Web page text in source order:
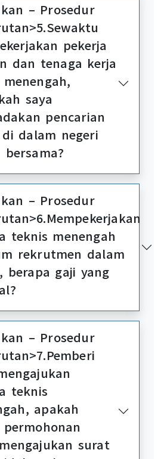
– Prosedur
pekerja
dan tenaga kerja
saya
pencarian
dalam negeri
bersama?
– Prosedur
teknis menengah
rekrutmen dalam
berapa gaji yang
– Prosedur
teknis
apakah
surat